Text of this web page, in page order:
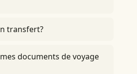
transfert?
documents de voyage